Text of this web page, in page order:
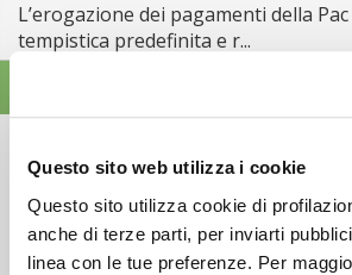
Questo sito web utilizza i cookie
Questo sito utilizza cookie di
anche di terze parti, per inviarti
linea con le tue preferenze. Per
L’erogazione dei pagamenti della
tempistica predefinita e r...
Newsletter